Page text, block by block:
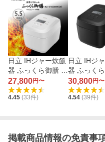
日立 IHジャー炊飯
器 ふっくら御膳 R
Z-V100HM-W（フ
ロストホワイト）
27,800円〜
4.45 (33件)
日立 IHジ
器 ふっくら
Z-V100JM-
ロストブラ
30,800円〜
4.54 (39件)
掲載商品情報の免責事